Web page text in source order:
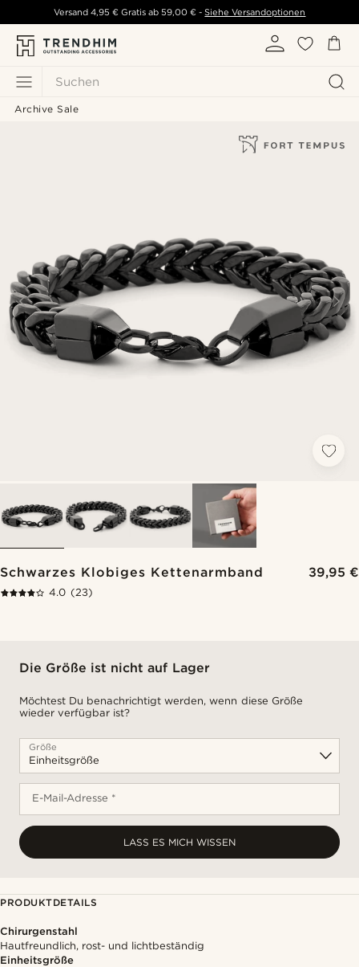
Suchen
Versand 4,95 € Gratis ab 59,00 € - Siehe Versandoptionen
Archive Sale
Schwarzes Klobiges Kettenarmband 39,95 €
4.0 (23)
Die Größe ist nicht auf Lager
Möchtest Du benachrichtigt werden, wenn diese Größe
wieder verfügbar ist?
Größe
E-Mail-Adresse *
LASS ES MICH WISSEN
PRODUKTDETAILS
Chirurgenstahl
Hautfreundlich, rost- und lichtbeständig
Einheitsgröße